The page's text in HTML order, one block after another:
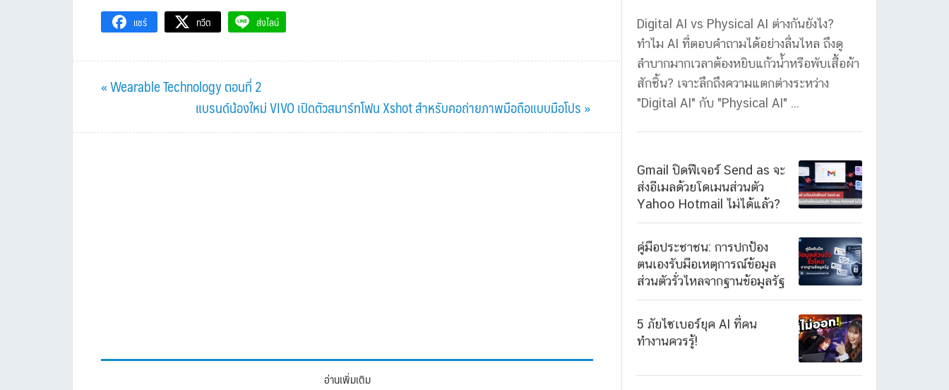
แชร์ ทวีต ส่งไลน์
Previous
« Wearable Technology ตอนที่ 2
Next
Post:
แบรนด์น้องใหม่ VIVO เปิดตัวสมาร์ทโฟน Xshot สำหรับคอถ่ายภาพมือถือแบบมือโปร »
อ่านเพิ่มเติม
Digital AI vs Physical AI ต่างกันยังไง?
ทำไม AI ที่ตอบคำถามได้อย่างลื่นไหล ถึงดู
ลำบากมากเวลาต้องหยิบแก้วน้ำหรือพับเสื้อผ้า
สักชิ้น? เจาะลึกถึงความแตกต่างระหว่าง
"Digital AI" กับ "Physical AI" ...
Gmail ปิดฟีเจอร์ Send as จะ
ส่งอีเมลด้วยโดเมนส่วนตัว
Yahoo Hotmail ไม่ได้แล้ว?
คู่มือประชาชน: การปกป้อง
ตนเองรับมือเหตุการณ์ข้อมูล
ส่วนตัวรั่วไหลจากฐานข้อมูลรัฐ
5 ภัยไซเบอร์ยุค AI ที่คน
ทำงานควรรู้!